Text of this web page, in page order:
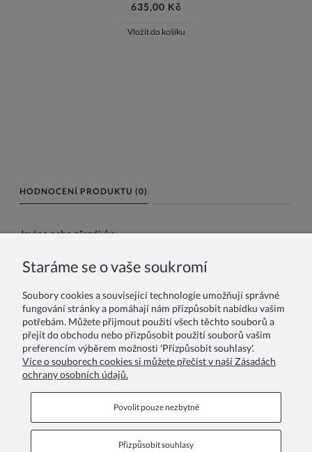
635,00 Kč
Vložit do košíku
HODNOCENÍ PRODUKTU (0)
Jméno nebo přezdívka:
Staráme se o vaše soukromí
Soubory cookies a související technologie umožňují správné
fungování stránky a pomáhají nám přizpůsobit nabídku vašim
potřebám. Můžete přijmout použití všech těchto souborů a
přejít do obchodu nebo přizpůsobit použití souborů vašim
preferencím výběrem možnosti 'Přizpůsobit souhlasy'.
Více o souborech cookies si můžete přečíst v naší Zásadách
ochrany osobních údajů.
Povolit pouze nezbytné
Přizpůsobit souhlasy